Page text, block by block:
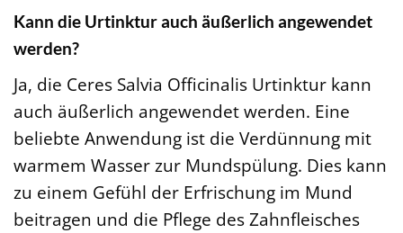
Kann die Urtinktur auch äußerlich angewendet
werden?
Ja, die Ceres Salvia Officinalis Urtinktur kann
auch äußerlich angewendet werden. Eine
beliebte Anwendung ist die Verdünnung mit
warmem Wasser zur Mundspülung. Dies kann
zu einem Gefühl der Erfrischung im Mund
beitragen und die Pflege des Zahnfleisches